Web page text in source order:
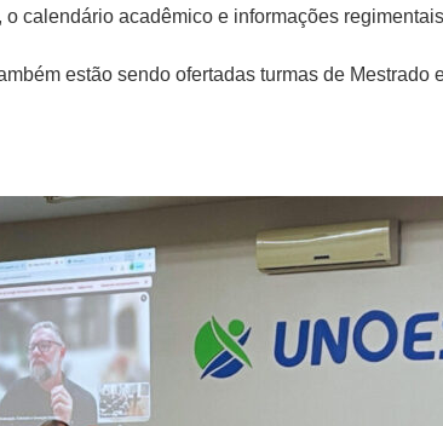
calendário acadêmico e informações
estão sendo ofertadas turmas de